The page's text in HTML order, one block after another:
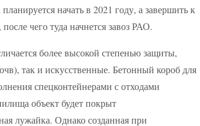
начать в 2021 году, а завершить к
чего туда начнется завоз РАО.
более высокой степенью защиты,
так и искусственные. Бетонный короб для
спецконтейнерами с отходами
объект будет покрыт
лужайка. Однако созданная при